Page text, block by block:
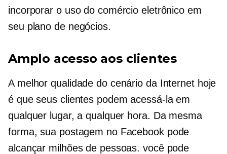
incorporar o uso do comércio eletrônico em
seu plano de negócios.
Amplo acesso aos clientes
A melhor qualidade do cenário da Internet hoje
é que seus clientes podem acessá-la em
qualquer lugar, a qualquer hora. Da mesma
forma, sua postagem no Facebook pode
alcançar milhões de pessoas. você pode